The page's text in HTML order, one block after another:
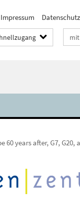
Impressum Datenschutz
years after, G7, G20,